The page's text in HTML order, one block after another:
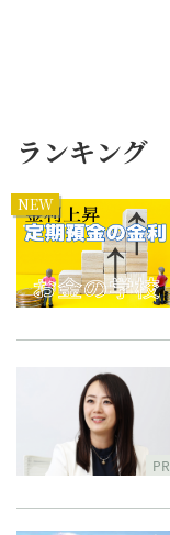
ランキング
NEW
PR